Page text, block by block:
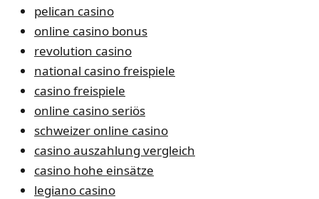
pelican casino
online casino bonus
revolution casino
national casino freispiele
casino freispiele
online casino seriös
schweizer online casino
casino auszahlung vergleich
casino hohe einsätze
legiano casino